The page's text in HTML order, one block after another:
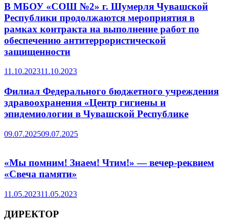
В МБОУ «СОШ №2» г. Шумерля Чувашской
Республики продолжаются мероприятия в
рамках контракта на выполнение работ по
обеспечению антитеррористической
защищенности
11.10.202311.10.2023
Филиал Федерального бюджетного учреждения
здравоохранения «Центр гигиены и
эпидемиологии в Чувашской Республике
09.07.202509.07.2025
«Мы помним! Знаем! Чтим!» — вечер-реквием
«Свеча памяти»
11.05.202311.05.2023
ДИРЕКТОР